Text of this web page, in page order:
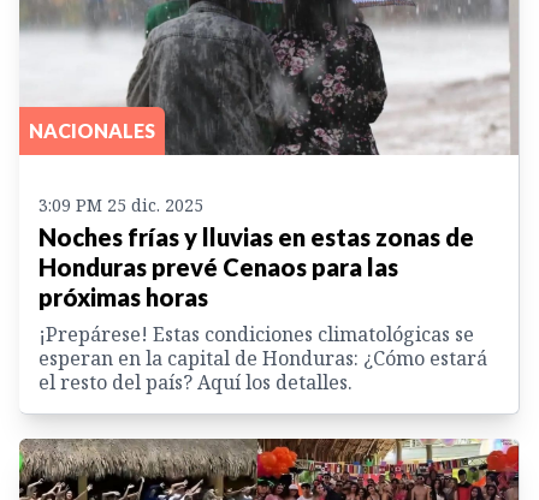
NACIONALES
3:09 PM 25 dic. 2025
Noches frías y lluvias en estas zonas de
Honduras prevé Cenaos para las
próximas horas
¡Prepárese! Estas condiciones climatológicas se
esperan en la capital de Honduras: ¿Cómo estará
el resto del país? Aquí los detalles.